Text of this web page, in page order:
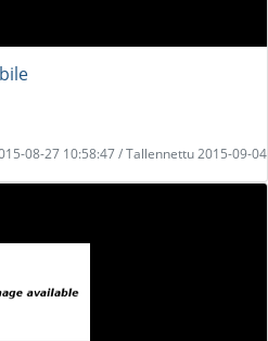
08-27 10:58:47 / Tallennettu 2015-09-04